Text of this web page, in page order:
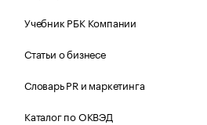
Учебник РБК Компании
Статьи о бизнесе
Словарь PR и маркетинга
Каталог по ОКВЭД